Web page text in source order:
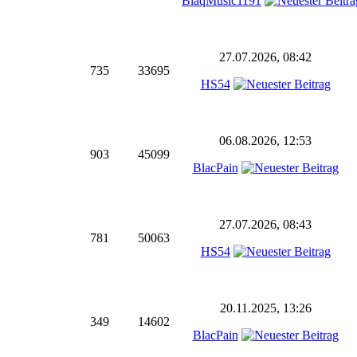
735 33695
27.07.2026, 08:42
HS54
903 45099
06.08.2026, 12:53
BlacPain
781 50063
27.07.2026, 08:43
HS54
349 14602
20.11.2025, 13:26
BlacPain